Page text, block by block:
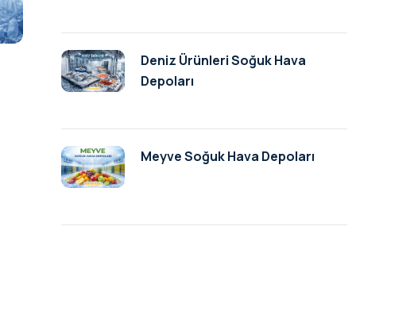
Deniz Ürünleri Soğuk Hava
Depoları
Meyve Soğuk Hava Depoları